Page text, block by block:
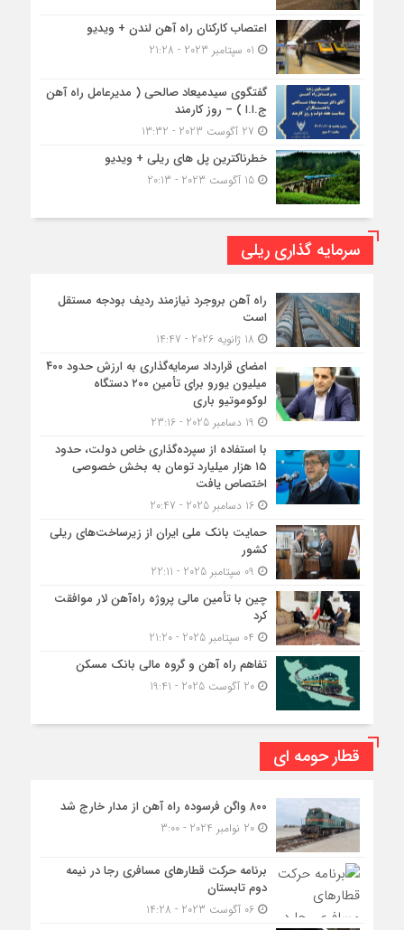
اعتصاب کارکنان راه آهن لندن + ویدیو
گفتگوی سیدمیعاد صالحی ( مدیرعامل راه آهن
ج.ا.ا ) – روز کارمند
خطرناکترین پل های ریلی + ویدیو
15 آگوست 2023 - 20:13
سرمایه گذاری ریلی
راه آهن بروجرد نیازمند ردیف بودجه مستقل
است
امضای قرارداد سرمایه‌گذاری به ارزش حدود ۴۰۰
میلیون یورو برای تأمین ۲۰۰ دستگاه
لوکوموتیو باری
با استفاده از سپرده‌گذاری خاص دولت، حدود
۱۵ هزار میلیارد تومان به بخش خصوصی
اختصاص یافت
16 دسامبر 2025 - 20:47
حمایت بانک ملی ایران از زیرساخت‌های ریلی
کشور
چین با تأمین مالی پروژه راه‌آهن لار موافقت
کرد
تفاهم راه آهن و گروه مالی بانک مسکن
20 آگوست 2025 - 19:41
قطار حومه ای
۸۰۰ واگن فرسوده راه آهن از مدار خارج شد
20 نوامبر 2024 - 3:00
برنامه حرکت قطارهای مسافری رجا در نیمه
دوم تابستان
06 آگوست 2023 - 14:28